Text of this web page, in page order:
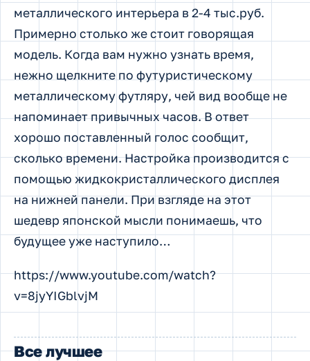
металлического интерьера в 2-4 тыс.руб.
Примерно столько же стоит говорящая
модель. Когда вам нужно узнать время,
нежно щелкните по футуристическому
металлическому футляру, чей вид вообще не
напоминает привычных часов. В ответ
хорошо поставленный голос сообщит,
сколько времени. Настройка производится с
помощью жидкокристаллического дисплея
на нижней панели. При взгляде на этот
шедевр японской мысли понимаешь, что
будущее уже наступило…
https://www.youtube.com/watch?
v=8jyYIGblvjM
Все лучшее